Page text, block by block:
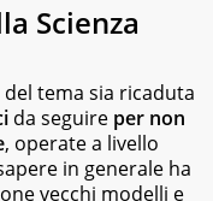
Scienza
tema sia ricaduta
da seguire per non
, operate a livello
in generale ha
vecchi modelli e